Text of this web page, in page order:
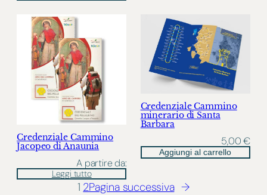
Credenziale Cammino
Jacopeo di Anaunia
A partire da:
Leggi tutto
Credenziale Cammino
minerario di Santa
Barbara
5,00€
Aggiungi al carrello
1 2Pagina successiva →